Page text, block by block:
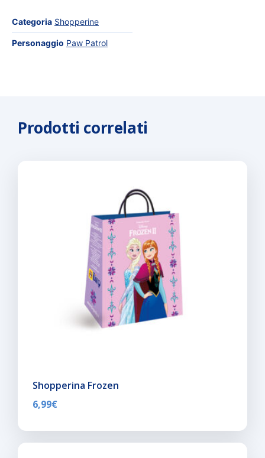
Categoria Shopperine
Personaggio Paw Patrol
Prodotti correlati
Shopperina Frozen
6,99€